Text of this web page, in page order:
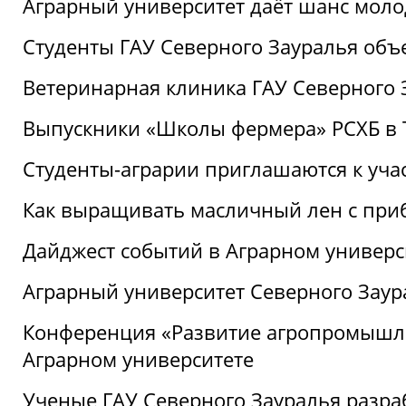
Аграрный университет даёт шанс
Студенты ГАУ Северного Зауралья
Ветеринарная клиника ГАУ Северного
Выпускники «Школы фермера» РСХБ
Студенты-аграрии приглашаются к
Как выращивать масличный лен с
Дайджест событий в Аграрном
Аграрный университет Северного
Конференция «Развитие
Аграрном университете
Ученые ГАУ Северного Зауралья